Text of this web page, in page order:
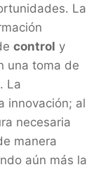
La
control y
una toma de
La
innovación; al
necesaria
manera
aún más la